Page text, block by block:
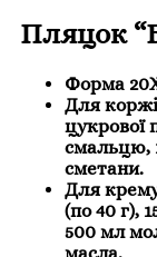
Пляцок
Форма
Для
цукрової
смальцю,
сметани.
Для
(по 40 г),
500 мл